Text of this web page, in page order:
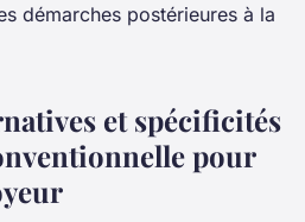
démarches postérieures à la
et spécificités
pour